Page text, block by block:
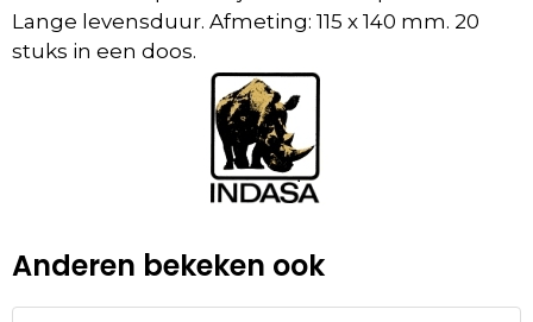
Lange levensduur. Afmeting: 115 x 140 mm. 20
stuks in een doos.
Anderen bekeken ook